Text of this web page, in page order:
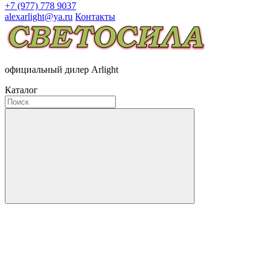
+7 (977) 778 9037
alexarlight@ya.ru Контакты
официальный дилер Arlight
Каталог